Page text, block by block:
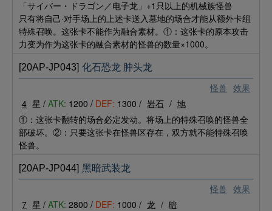
「サイバー・ドラゴン／电子龙」+1只以上的机械族怪兽
只有将自己·对手场上的上述卡送入墓地的场合才能从额外卡组
特殊召唤。这张卡不能作为融合素材。①：这张卡的原本攻击
力变为作为这张卡的融合素材的怪兽的数量×1000。
怪兽 效果
[20AP-JP043] 化石恐龙 肿头龙
4 星 / ATK: 1200 / DEF: 1300 / 岩石 / 地
①：这张卡翻转的场合必定发动。将场上的特殊召唤的怪兽全
部破坏。②：只要这张卡在怪兽区存在，双方就不能特殊召唤
怪兽。
怪兽 效果
[20AP-JP044] 黑暗武装龙
7 星 / ATK: 2800 / DEF: 1000 / 龙 / 暗